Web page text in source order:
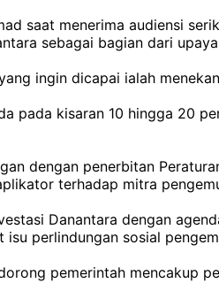
saat menerima audiensi
sebagai bagian dari
ingin dicapai ialah
pada kisaran 10 hingga 20
dengan penerbitan
terhadap mitra
Danantara dengan
perlindungan sosial
pemerintah mencakup